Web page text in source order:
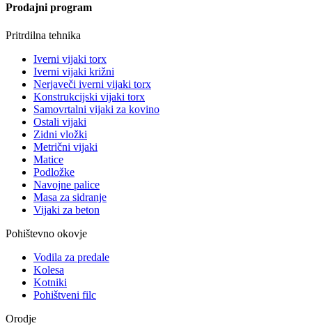
Prodajni program
Pritrdilna tehnika
Iverni vijaki torx
Iverni vijaki križni
Nerjaveči iverni vijaki torx
Konstrukcijski vijaki torx
Samovrtalni vijaki za kovino
Ostali vijaki
Zidni vložki
Metrični vijaki
Matice
Podložke
Navojne palice
Masa za sidranje
Vijaki za beton
Pohištevno okovje
Vodila za predale
Kolesa
Kotniki
Pohištveni filc
Orodje